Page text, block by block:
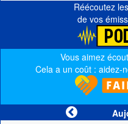
Réécoutez
de vos
Vous aimez
Cela a un coût : aidez-